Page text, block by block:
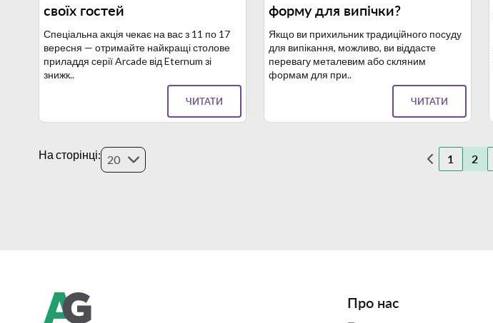
своїх гостей
Спеціальна акція чекає на вас з 11 по 17
вересня — отримайте найкращі столове
приладдя серії Arcade від Eternum зі
знижк..
ЧИТАТИ
форму для випічки?
Якщо ви прихильник традиційного посуду
для випікання, можливо, ви віддасте
перевагу металевим або скляним
формам для при..
ЧИТАТИ
На сторінці: 20 1 2
Про нас